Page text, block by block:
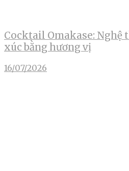
Cocktail Omakase: Nghệ
xúc bằng hương vị
16/07/2026